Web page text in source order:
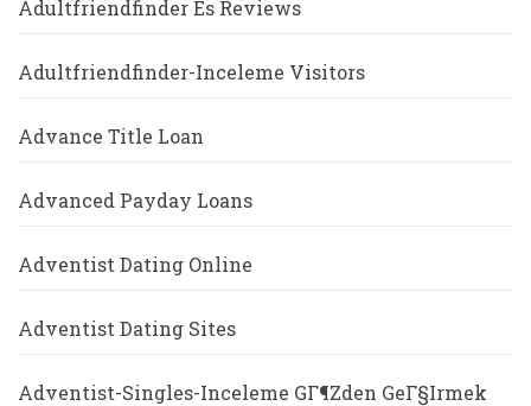
Adultfriendfinder Es Reviews
Adultfriendfinder-Inceleme Visitors
Advance Title Loan
Advanced Payday Loans
Adventist Dating Online
Adventist Dating Sites
Adventist-Singles-Inceleme GГ¶zden GeГ§irmek